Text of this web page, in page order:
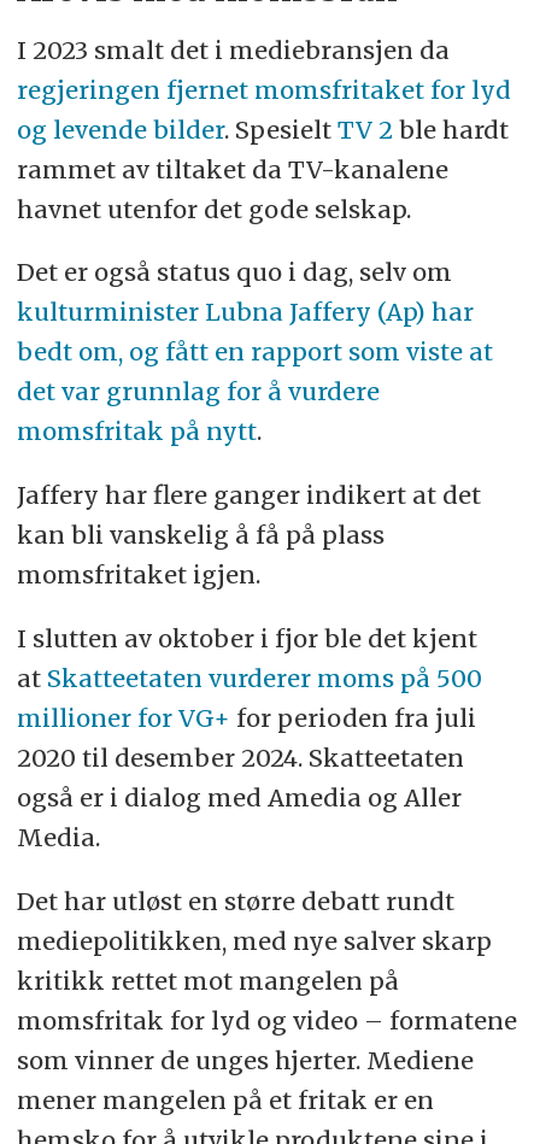
I 2023 smalt det i mediebransjen da
regjeringen fjernet momsfritaket for lyd
og levende bilder. Spesielt TV 2 ble hardt
rammet av tiltaket da TV-kanalene
havnet utenfor det gode selskap.
Det er også status quo i dag, selv om
kulturminister Lubna Jaffery (Ap) har
bedt om, og fått en rapport som viste at
det var grunnlag for å vurdere
momsfritak på nytt.
Jaffery har flere ganger indikert at det
kan bli vanskelig å få på plass
momsfritaket igjen.
I slutten av oktober i fjor ble det kjent
at Skatteetaten vurderer moms på 500
millioner for VG+ for perioden fra juli
2020 til desember 2024. Skatteetaten
også er i dialog med Amedia og Aller
Media.
Det har utløst en større debatt rundt
mediepolitikken, med nye salver skarp
kritikk rettet mot mangelen på
momsfritak for lyd og video – formatene
som vinner de unges hjerter. Mediene
mener mangelen på et fritak er en